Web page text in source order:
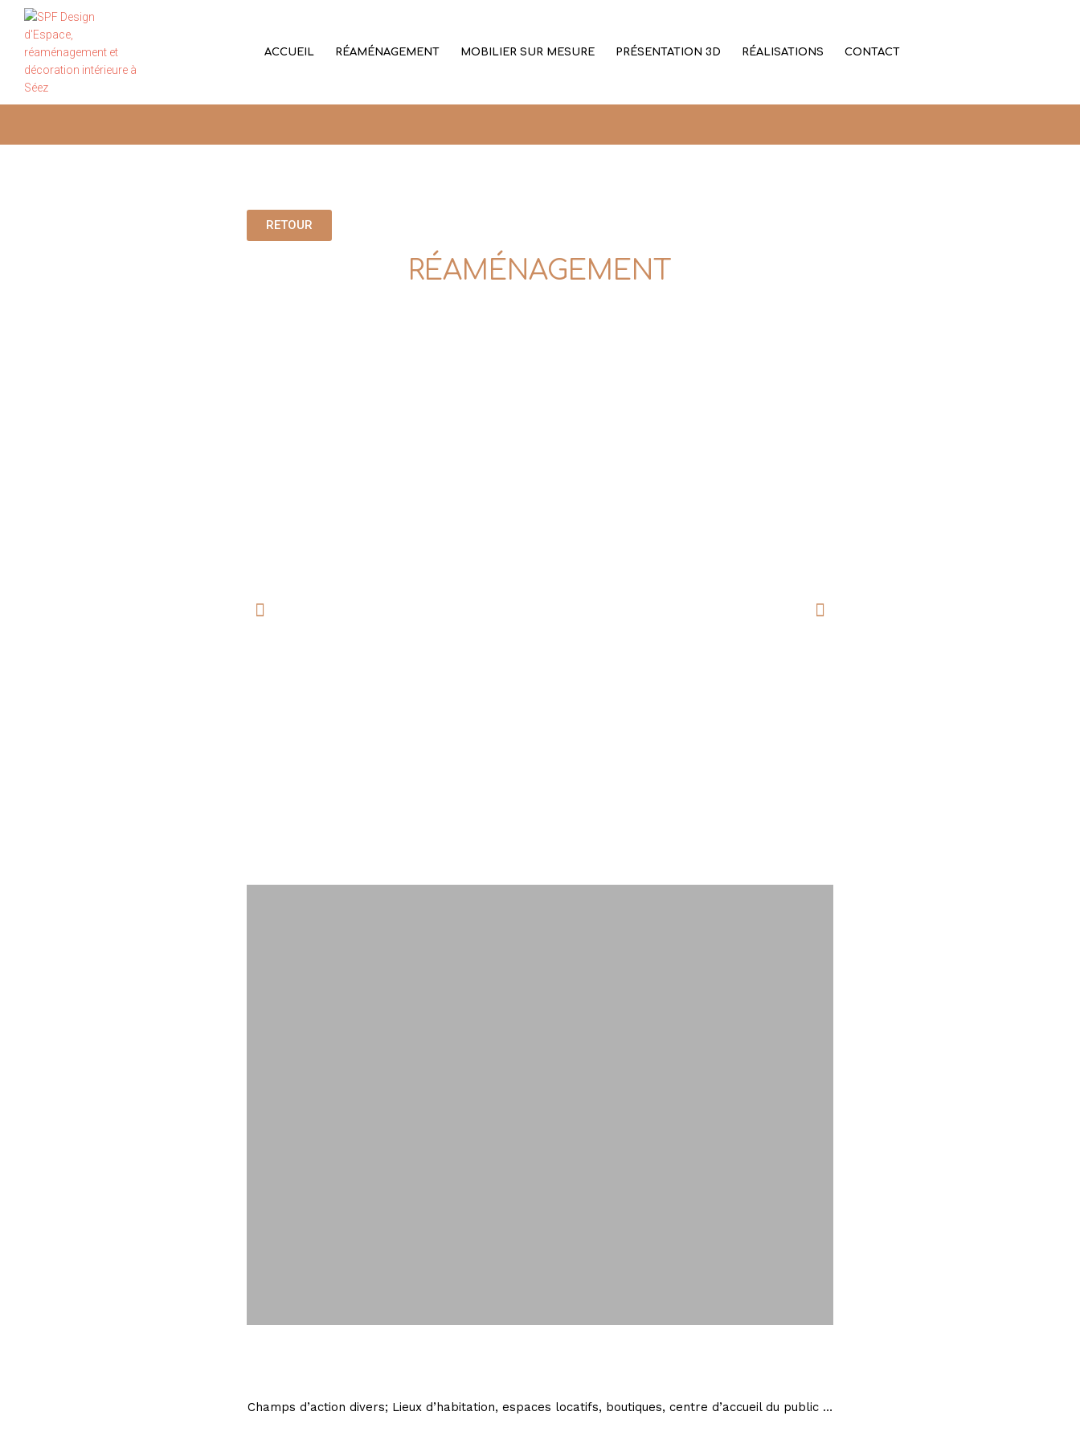
ACCUEIL RÉAMÉNAGEMENT MOBILIER SUR MESURE PRÉSENTATION 3D RÉALISATIONS CONTACT
RETOUR
RÉAMÉNAGEMENT
Champs d’action divers; Lieux d’habitation, espaces locatifs, boutiques, centre d’accueil du public …